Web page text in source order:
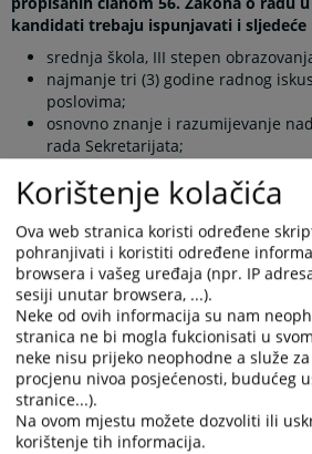
kandidati trebaju ispunjavati i sljedeće
srednja škola, III stepen
najmanje tri (3) godine radnog
poslovima;
osnovno znanje i razumijevanje
rada Sekretarijata;
poznavanje mehanike vozila i
vožnje;
osnovni korisnički nivo u korištenju
obrade teksta;
poznavanje engleskog jezika –
Potrebne kompetencije:
2.1 Poduzimanje inicijative;
3.1 Izgradnja konstruktivnih radnih
4.0 Komunikacija (i sve
5.0 Lična djelotvornost i
Korištenje kolačića
Ova web stranica koristi određene
pohranjivati i koristiti određene
browsera i vašeg uređaja (npr. IP
sesiji unutar browsera, ...).
Neke od ovih informacija su nam
stranica ne bi mogla fukcionisati u
neke nisu prijeko neophodne a služe
procjenu nivoa posjećenosti, budućeg
stranice...).
Na ovom mjestu možete dozvoliti ili
korištenje tih informacija.